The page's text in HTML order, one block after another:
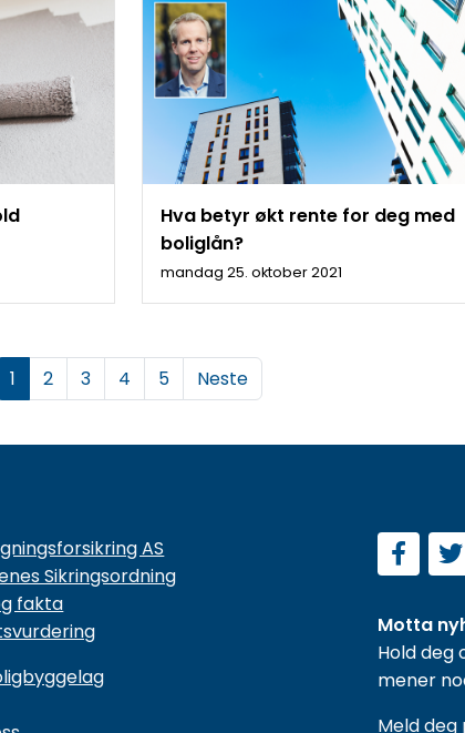
Hva betyr økt rente for deg med
boliglån?
mandag 25. oktober 2021
1(
c
n
t
)
2 3 4 5 Neste
AS
Sikringsordning
fakta
Motta
Hold deg
mener
Meld